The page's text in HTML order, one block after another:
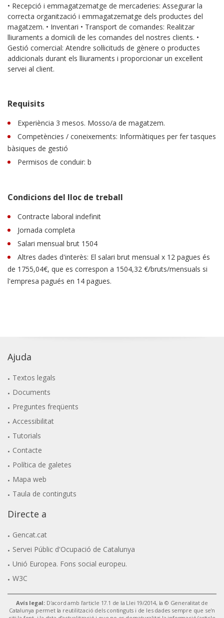
• Recepció i emmagatzematge de mercaderies: Assegurar la
correcta organització i emmagatzematge dels productes del
magatzem. • Inventari • Transport de comandes: Realitzar
lliuraments a domicili de les comandes del nostres clients. •
Gestió comercial: Atendre sol·licituds de gènere o productes
addicionals durant els lliuraments i proporcionar un excel·lent
servei al client.
Requisits
Experiència 3 mesos. Mosso/a de magatzem.
Competències / coneixements: Informàtiques per fer tasques
bàsiques de gestió
Permisos de conduir: b
Condicions del lloc de treball
Contracte laboral indefinit
Jornada completa
Salari mensual brut 1504
Altres dades d'interès: El salari brut mensual x 12 pagues és
de 1755,04€, que es correspon a 1504,32 €/bruts/mensuals si
l'empresa pagués en 14 pagues.
Ajuda
Textos legals
Documents
Preguntes freqüents
Accessibilitat
Tutorials
Contacte
Política de galetes
Mapa web
Taula de continguts
Directe a
Gencat.cat
Servei Públic d'Ocupació de Catalunya
Unió Europea. Fons social europeu.
W3C
Avís legal: D'acord amb l'article 17.1 de la Llei 19/2014, la © Generalitat de
Catalunya permet la reutilització dels continguts i de les dades sempre que se'n